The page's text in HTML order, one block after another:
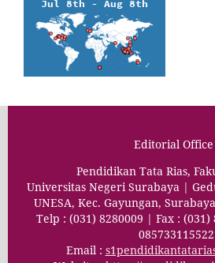
Editorial Office
Pendidikan Tata Rias,
Universitas Negeri Surabaya |
UNESA, Kec. Gayungan,
Telp : (031) 8280009 | Fax :
085733115522
Email :